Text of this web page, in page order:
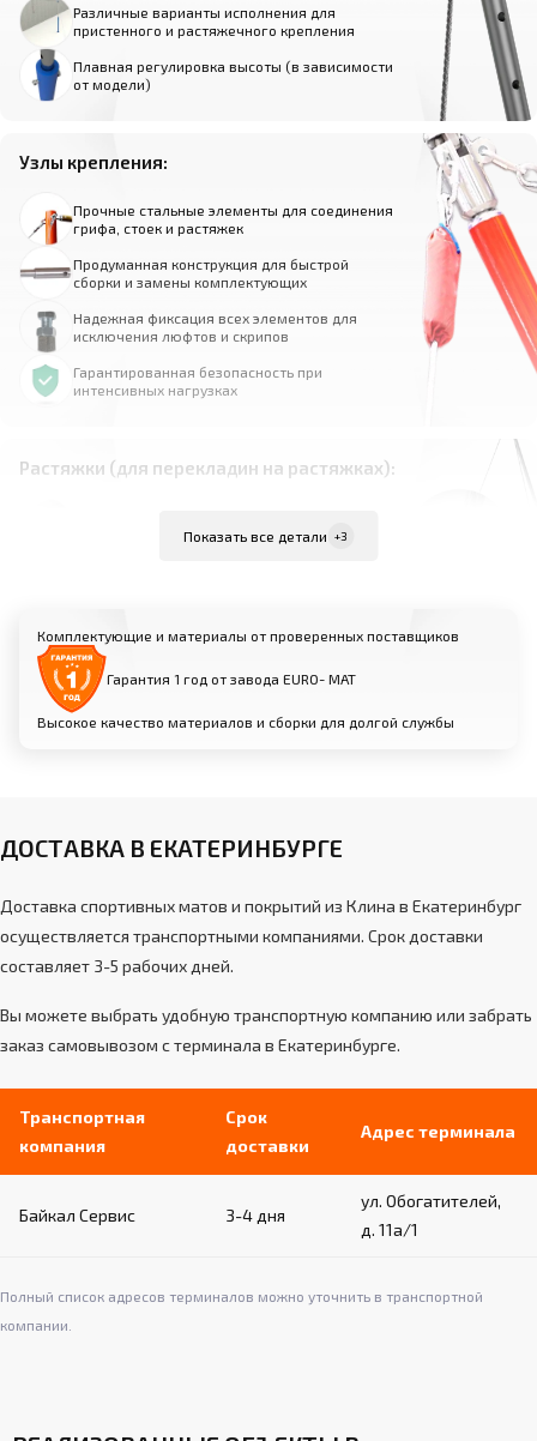
Различные варианты исполнения для
пристенного и растяжечного крепления
Плавная регулировка высоты (в зависимости
от модели)
Узлы крепления:
Прочные стальные элементы для соединения
грифа, стоек и растяжек
Продуманная конструкция для быстрой
сборки и замены комплектующих
Надежная фиксация всех элементов для
исключения люфтов и скрипов
Гарантированная безопасность при
интенсивных нагрузках
Растяжки (для перекладин на растяжках):
максимальной устойчивости
Возможность индивидуальной настройки
натяжения для оптимальной жесткости
Прочные металлические анкеры для фиксации
к стене
стен (бетон, кирпич и т.д.)
Обеспечивают надежность и устойчивость
пристенной конструкции
необходимости
Показать все детали +3
Комплектующие и материалы от проверенных поставщиков
Гарантия 1 год от завода EURO- МАТ
Высокое качество материалов и сборки для долгой службы
ДОСТАВКА В ЕКАТЕРИНБУРГЕ
Доставка спортивных матов и покрытий из Клина в Екатеринбург
осуществляется транспортными компаниями. Срок доставки
составляет 3-5 рабочих дней.
Вы можете выбрать удобную транспортную компанию или забрать
заказ самовывозом с терминала в Екатеринбурге.
Транспортная
компания
Срок
доставки
Адрес терминала
Байкал Сервис 3-4 дня
ул. Обогатителей,
д. 11а/1
Полный список адресов терминалов можно уточнить в транспортной
компании.